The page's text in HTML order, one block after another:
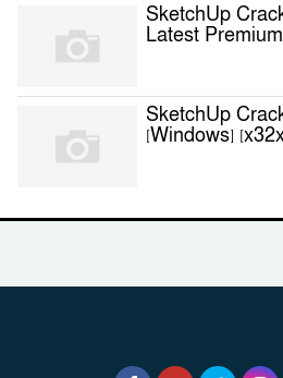
SketchUp
Latest Premium
SketchUp
[Windows]